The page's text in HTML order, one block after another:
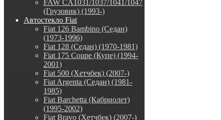
FAW CA1031/1037/1041/1047
(Грузовик) (1993-)
Автостекло Fiat
Fiat 126 Bambino (Седан)
(1973-1996)
Fiat 128 (Седан) (1970-1981)
Fiat 175 Coupe (Купе) (1994-
2001)
Fiat 500 (Хетчбек) (2007-)
Fiat Argenta (Седан) (1981-
1985)
Fiat Barchetta (Кабриолет)
(1995-2002)
Fiat Bravo (Хетчбек) (2007-)